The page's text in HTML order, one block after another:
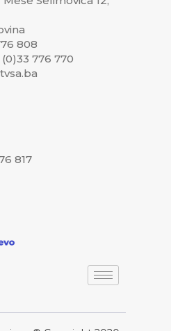
808
776 770
817